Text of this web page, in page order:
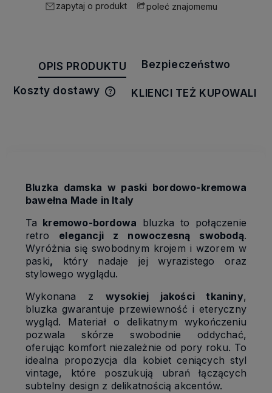
zapytaj o produkt poleć znajomemu
OPIS PRODUKTU Bezpieczeństwo
Koszty dostawy
Cena nie zawiera ewentualnych
KLIENCI TEŻ KUPOWALI
Bluzka damska w paski bordowo-kremowa
bawełna Made in Italy
Ta kremowo-bordowa bluzka to połączenie
retro elegancji z nowoczesną swobodą.
Wyróżnia się swobodnym krojem i wzorem w
paski, który nadaje jej wyrazistego oraz
stylowego wyglądu.
Wykonana z wysokiej jakości tkaniny,
bluzka gwarantuje przewiewność i eteryczny
wygląd. Materiał o delikatnym wykończeniu
pozwala skórze swobodnie oddychać,
oferując komfort niezależnie od pory roku. To
idealna propozycja dla kobiet ceniących styl
vintage, które poszukują ubrań łączących
subtelny design z delikatnością akcentów.